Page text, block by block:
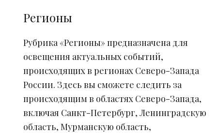
Регионы
Рубрика «Регионы» предназначена для
освещения актуальных событий,
происходящих в регионах Северо-Запада
России. Здесь вы сможете следить за
происходящим в областях Северо-Запада,
включая Санкт-Петербург, Ленинградскую
область, Мурманскую область,